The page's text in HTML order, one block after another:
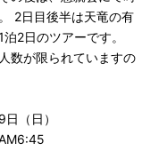
2日目後半は天竜の有
2日のツアーです。
数が限られていますの
（日）